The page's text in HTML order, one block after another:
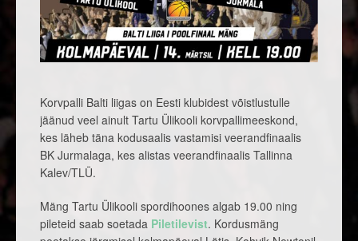
Korvpalli Balti liigas on Eesti klubidest võistlustulle
jäänud veel ainult Tartu Ülikooli korvpallimeeskond,
kes läheb täna kodusaalis vastamisi veerandfinaalis
BK Jurmalaga, kes alistas veerandfinaalis Tallinna
Kalev/TLÜ.
Mäng Tartu Ülikooli spordihoones algab 19.00 ning
pileteid saab soetada Piletilevist. Kordusmäng